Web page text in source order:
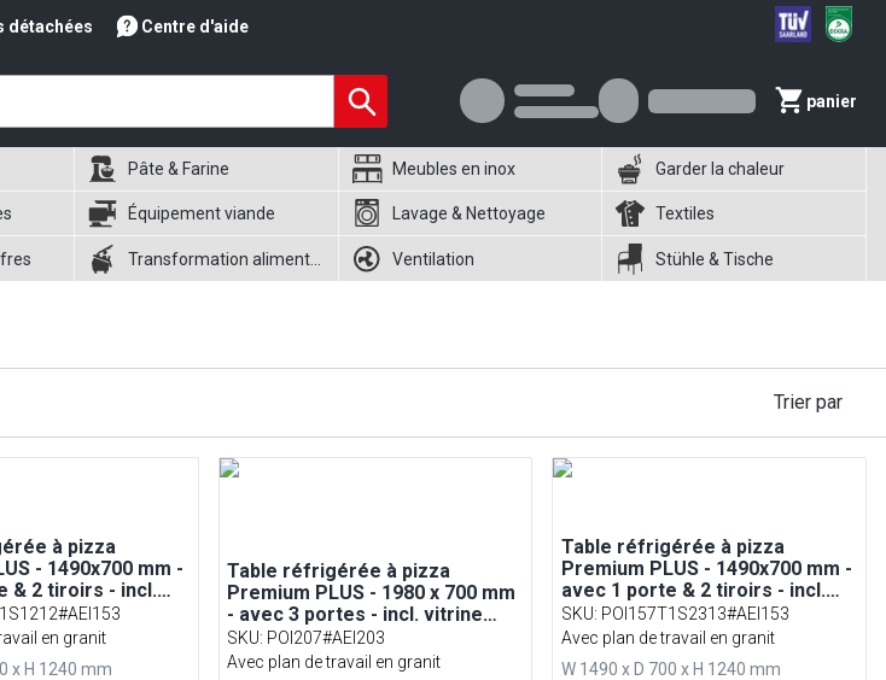
détachées Centre d'aide
panier
Pâte & Farine Meubles en inox Garder la chaleur
Équipement viande Lavage & Nettoyage Textiles
Ventilation Stühle & Tische
Trier par
à pizza
- 1490x700 mm -
& 2 tiroirs - incl.
- 6x GN 1/4
en granit
x H 1240 mm
Table réfrigérée à pizza
Premium PLUS - 1980 x 700 mm
- avec 3 portes - incl. vitrine
réfrigérée de présentation - 9x
GN 1/4
SKU: POI207#AEI203
Avec plan de travail en granit
Table réfrigérée à pizza
Premium PLUS - 1490x700 mm -
avec 1 porte & 2 tiroirs - incl.
vitrine réfrigérée - 6x GN 1/4
SKU: POI157T1S2313#AEI153
Avec plan de travail en granit
W 1490 x D 700 x H 1240 mm